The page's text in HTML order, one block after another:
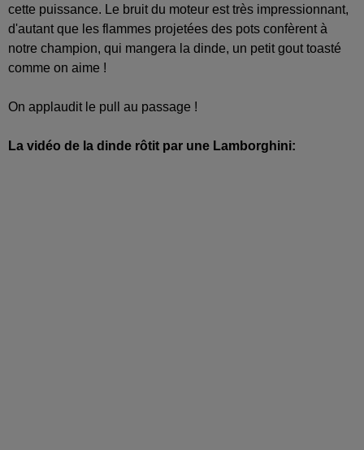
cette puissance. Le bruit du moteur est très impressionnant,
d'autant que les flammes projetées des pots confèrent à
notre champion, qui mangera la dinde, un petit gout toasté
comme on aime !
On applaudit le pull au passage !
La vidéo de la dinde rôtit par une Lamborghini: